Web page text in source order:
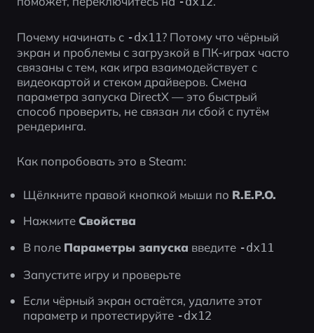
Почему начинать с -dx11? Потому что чёрный
экран и проблемы с загрузкой в ПК-играх часто
связаны с тем, как игра взаимодействует с
видеокартой и стеком драйверов. Смена
параметра запуска DirectX — это быстрый
способ проверить, не связан ли сбой с путём
рендеринга.
Как попробовать это в Steam:
Щёлкните правой кнопкой мыши по R.E.P.O.
Нажмите Свойства
В поле Параметры запуска введите -dx11
Запустите игру и проверьте
Если чёрный экран остаётся, удалите этот
параметр и протестируйте -dx12